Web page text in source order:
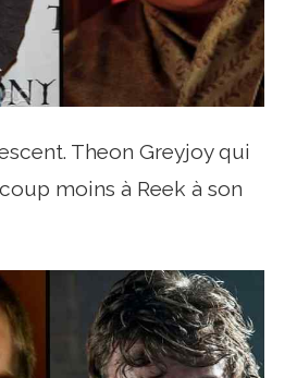
Theon Greyjoy qui
moins à Reek à son